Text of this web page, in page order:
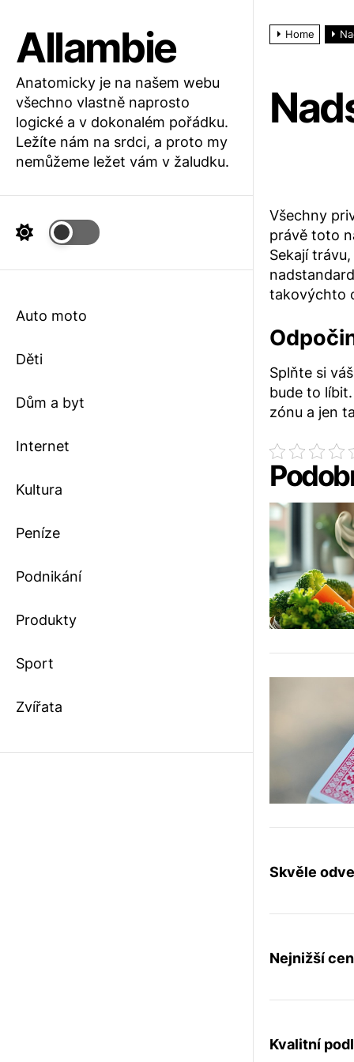
content
Allambie
Anatomicky je na našem webu
všechno vlastně naprosto
logické a v dokonalém pořádku.
Ležíte nám na srdci, a proto my
nemůžeme ležet vám v žaludku.
Auto moto
Děti
Dům a byt
Internet
Kultura
Peníze
Podnikání
Produkty
Sport
Zvířata
Home
Všechny
právě toto
Sekají
takovýchto
Splňte si
bude to
zónu a jen
Skvěle
Nejnižší
Kvalitní